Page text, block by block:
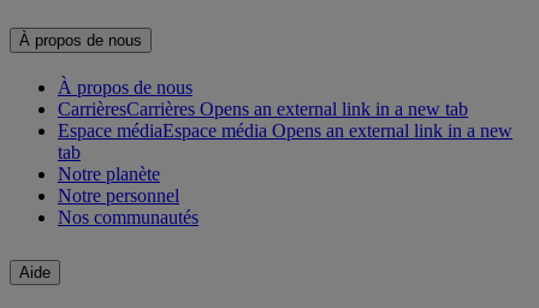
À propos de nous
À propos de nous
CarrièresCarrières Opens an external link in a new tab
Espace médiaEspace média Opens an external link in a new
tab
Notre planète
Notre personnel
Nos communautés
Aide